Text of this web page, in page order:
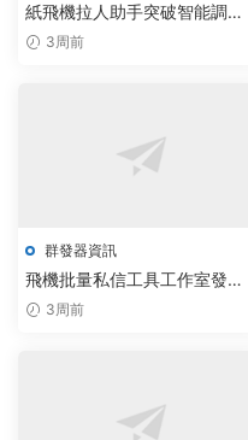
紙飛機拉人助手突破智能調
度，飛機群發器實現300%社群
3周前
群發器資訊
飛機批量私信工具工作室發布
免費方案 實現群發效率提升
3周前